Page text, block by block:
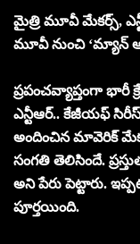
మైత్రి మూవీ మేకర్స్,
మూవీ నుంచి ‘మ్యాన్
ప్రపంచవ్యాప్తంగా భారీ
ఎన్టీఆర్.. కేజీయఫ్
అందించిన మావెరిక్
సంగతి తెలిసిందే.
అని పేరు పెట్టారు.
పూర్తయింది.